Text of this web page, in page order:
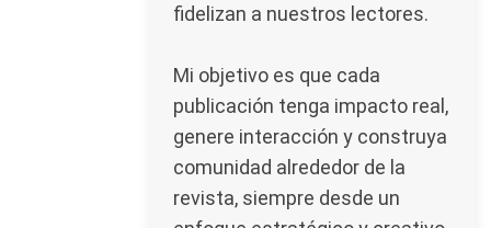
fidelizan a nuestros lectores.
Mi objetivo es que cada
publicación tenga impacto real,
genere interacción y construya
comunidad alrededor de la
revista, siempre desde un